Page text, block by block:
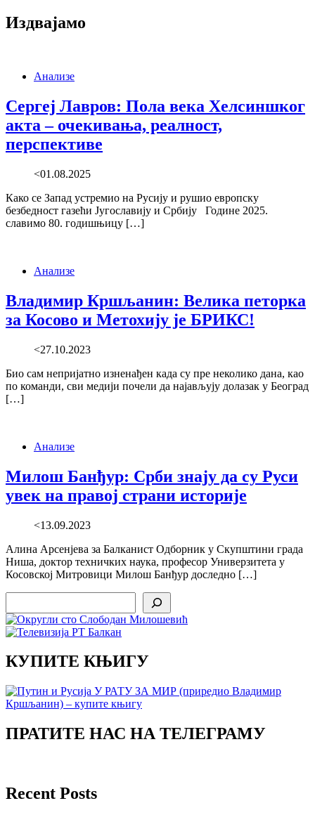
Издвајамо
Анализе
Сергеј Лавров: Пола века Хелсиншког
акта – очекивања, реалност,
перспективе
<01.08.2025
Како се Запад устремио на Русију и рушио европску
безбедност газећи Југославију и Србију Године 2025.
славимо 80. годишњицу […]
Анализе
Владимир Кршљанин: Велика петорка
за Косово и Метохију је БРИКС!
<27.10.2023
Био сам непријатно изненађен када су пре неколико дана, као
по команди, сви медији почели да најављују долазак у Београд
[…]
Анализе
Милош Банђур: Срби знају да су Руси
увек на правој страни историје
<13.09.2023
Алина Арсенјева за Балканист Одборник у Скупштини града
Ниша, доктор техничких наука, професор Универзитета у
Косовској Митровици Милош Банђур доследно […]
КУПИТЕ КЊИГУ
ПРАТИТЕ НАС НА ТЕЛЕГРАМУ
Recent Posts